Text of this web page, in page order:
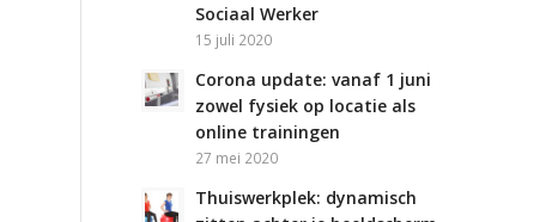
Sociaal Werker
15 juli 2020
Corona update: vanaf 1 juni
zowel fysiek op locatie als
online trainingen
27 mei 2020
Thuiswerkplek: dynamisch